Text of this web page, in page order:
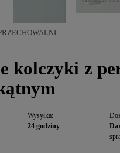
kolczyki z
Wysyłka:
24 godziny